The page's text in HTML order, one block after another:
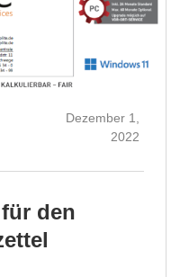
Dezember 1,
2022
den